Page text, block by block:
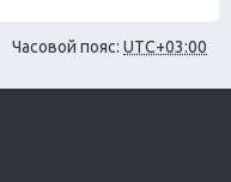
Часовой пояс: UTC+03:00